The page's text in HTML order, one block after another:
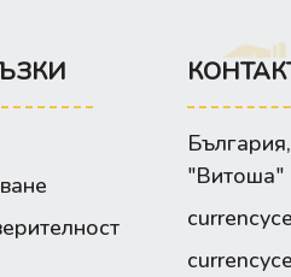
"Витоша"